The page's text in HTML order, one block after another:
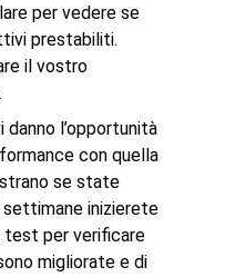
per vedere se
prestabiliti.
il vostro
l’opportunità
con quella
se state
inizierete
test per verificare
migliorate e di